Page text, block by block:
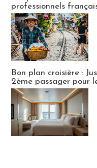
professionnels
Bon plan croisière :
2ème passager pour